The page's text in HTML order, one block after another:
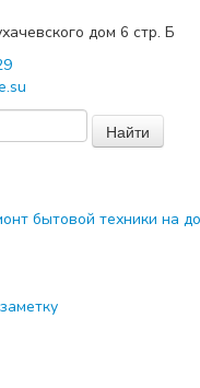
дом 6 стр. Б
Найти